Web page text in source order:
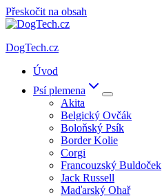
Přeskočit na obsah
DogTech.cz
Úvod
Psí plemena
Akita
Belgický Ovčák
Boloňský Psík
Border Kolie
Corgi
Francouzský Buldoček
Jack Russell
Maďarský Ohař